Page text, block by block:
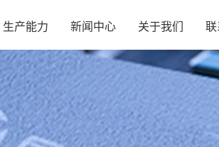
生产能力 新闻中心 关于我们 联